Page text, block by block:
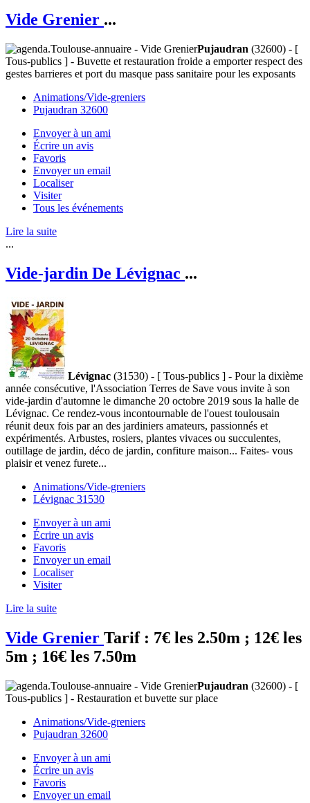
Vide Grenier ...
Pujaudran (32600) - [
Tous-publics ] - Buvette et restauration froide a emporter respect des
gestes barrieres et port du masque pass sanitaire pour les exposants
Animations/Vide-greniers
Pujaudran 32600
Envoyer à un ami
Écrire un avis
Favoris
Envoyer un email
Localiser
Visiter
Tous les événements
Lire la suite
...
Vide-jardin De Lévignac ...
Lévignac (31530) - [ Tous-publics ] - Pour la dixième
année consécutive, l'Association Terres de Save vous invite à son
vide-jardin d'automne le dimanche 20 octobre 2019 sous la halle de
Lévignac. Ce rendez-vous incontournable de l'ouest toulousain
réunit deux fois par an des jardiniers amateurs, passionnés et
expérimentés. Arbustes, rosiers, plantes vivaces ou succulentes,
outillage de jardin, déco de jardin, confiture maison... Faites- vous
plaisir et venez furete...
Animations/Vide-greniers
Lévignac 31530
Envoyer à un ami
Écrire un avis
Favoris
Envoyer un email
Localiser
Visiter
Lire la suite
Vide Grenier Tarif : 7€ les 2.50m ; 12€ les
5m ; 16€ les 7.50m
Pujaudran (32600) - [
Tous-publics ] - Restauration et buvette sur place
Animations/Vide-greniers
Pujaudran 32600
Envoyer à un ami
Écrire un avis
Favoris
Envoyer un email